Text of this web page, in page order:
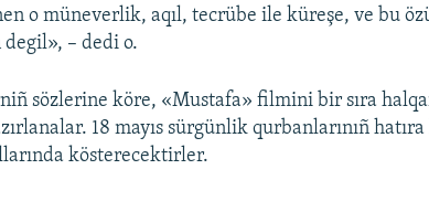
o müneverlik, aqıl, tecrübe ile küreşe, ve bu
– dedi o.
sözlerine köre, «Mustafa» filmini bir sıra
18 mayıs sürgünlik qurbanlarınıñ
kösterecektirler.